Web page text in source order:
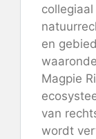
en
Magpie
van
wordt